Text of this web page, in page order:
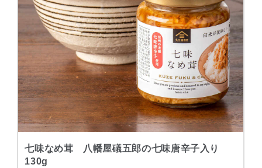
七味なめ茸 八幡屋礒五郎の七味唐辛子入り
130g